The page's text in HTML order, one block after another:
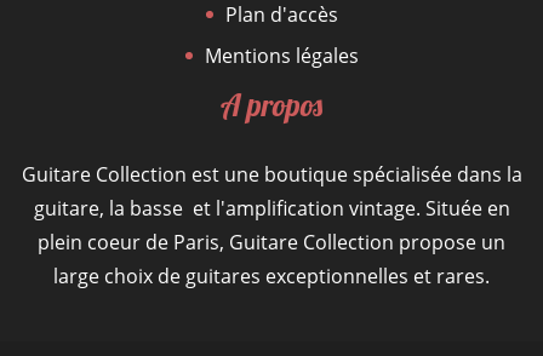
Plan d'accès
Mentions légales
A propos
Guitare Collection est une boutique spécialisée dans la
guitare, la basse et l'amplification vintage. Située en
plein coeur de Paris, Guitare Collection propose un
large choix de guitares exceptionnelles et rares.